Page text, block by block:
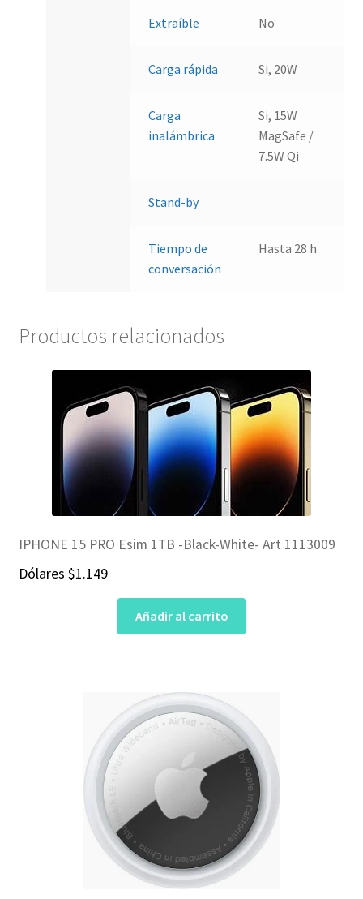
Extraíble No
Carga rápida Si, 20W
Carga
inalámbrica
Si, 15W
MagSafe /
7.5W Qi
Stand-by
Tiempo de
conversación
Hasta 28 h
Productos relacionados
IPHONE 15 PRO Esim 1TB -Black-White- Art 1113009
Dólares $1.149
Añadir al carrito